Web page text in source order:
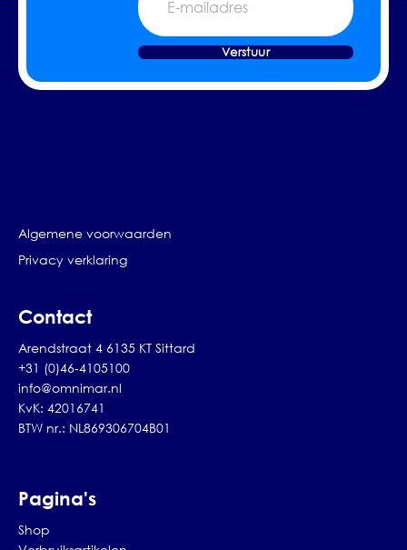
mailadres
Verstuur
Algemene voorwaarden
Privacy verklaring
Contact
Arendstraat 4 6135 KT Sittard
+31 (0)46-4105100
info@omnimar.nl
KvK: 42016741
BTW nr.: NL869306704B01
Pagina's
Shop